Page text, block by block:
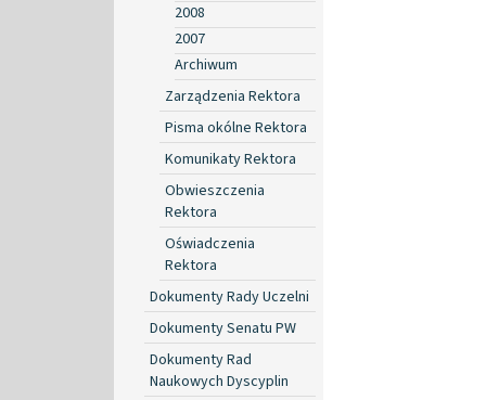
2008
2007
Archiwum
Zarządzenia Rektora
Pisma okólne Rektora
Komunikaty Rektora
Obwieszczenia
Rektora
Oświadczenia
Rektora
Dokumenty Rady Uczelni
Dokumenty Senatu PW
Dokumenty Rad
Naukowych Dyscyplin